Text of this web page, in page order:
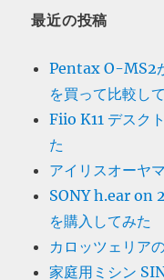
最近の投稿
Pentax O-MS2
を買って比較し
Fiio K11 デスク
た
アイリスオーヤ
SONY h.ear on
を購入してみた
カロッツェリア
家庭用ミシン